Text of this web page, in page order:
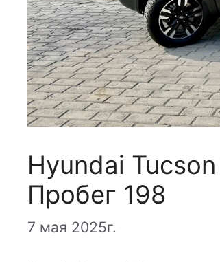
Hyundai
Пробег 198
7 мая 2025г.